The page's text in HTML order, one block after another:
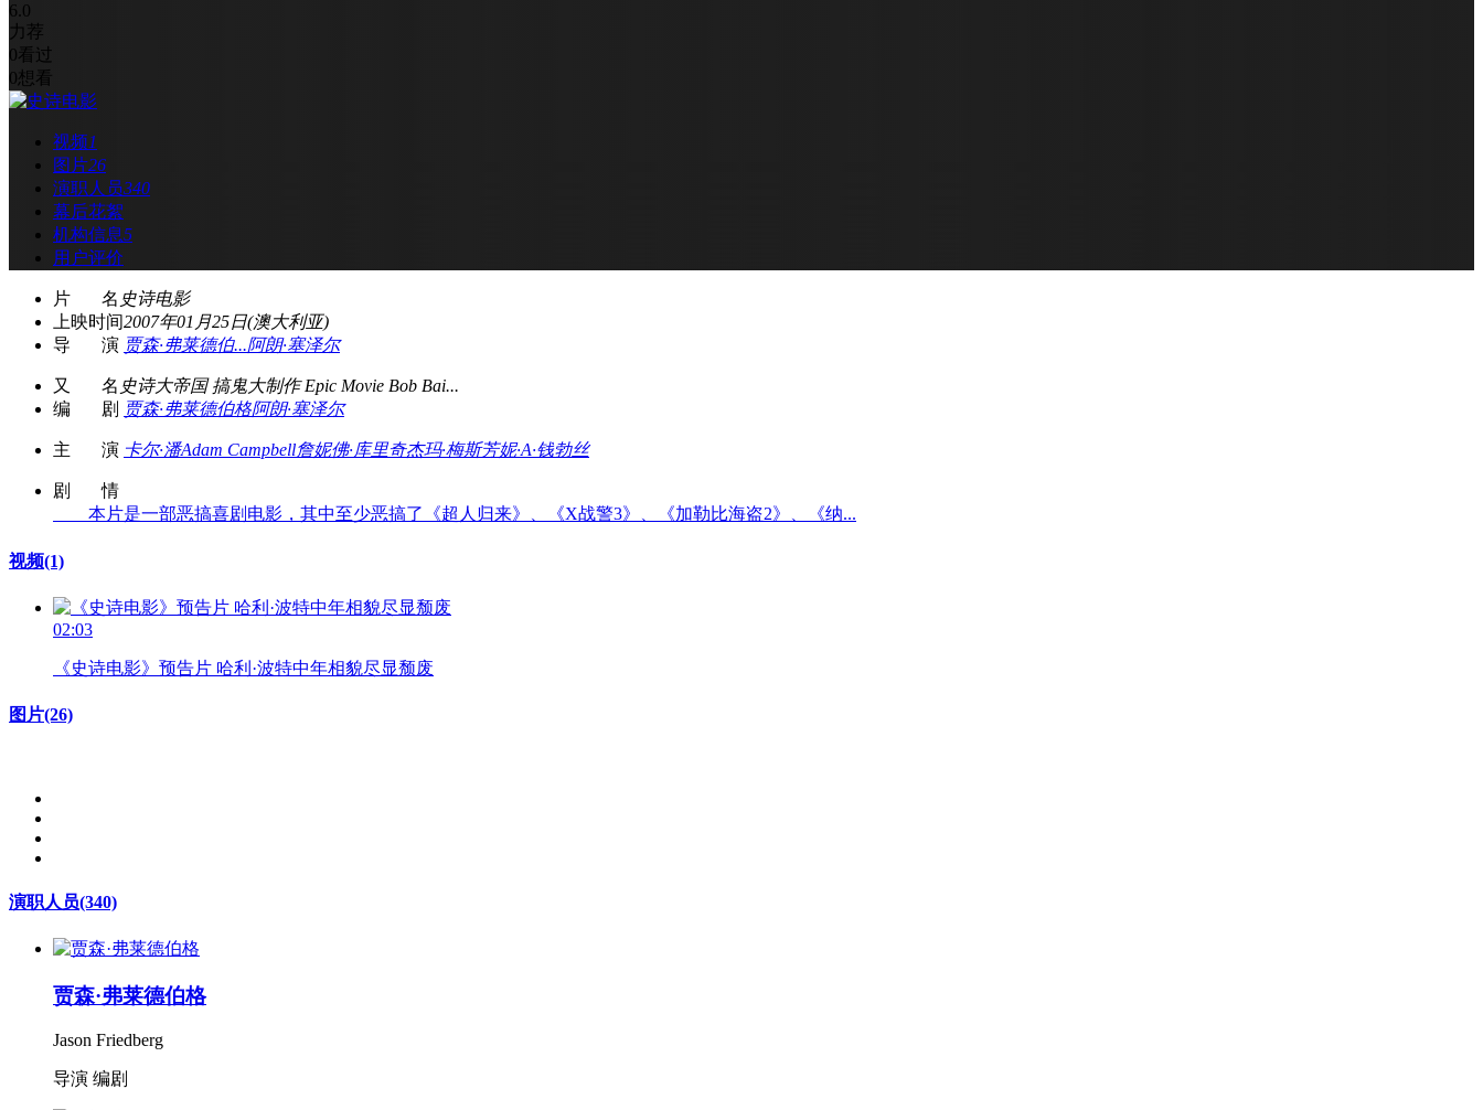
6.0
力荐
0看过
0想看
视频1
图片26
演职人员340
幕后花絮
机构信息5
用户评价
片 名 史诗电影
上映时间2007年01月25日(澳大利亚)
导 演 贾森·弗莱德伯...阿朗·塞泽尔
又 名 史诗大帝国 搞鬼大制作 Epic Movie Bob Bai...
编 剧 贾森·弗莱德伯格阿朗·塞泽尔
主 演 卡尔·潘Adam Campbell詹妮佛·库里奇杰玛·梅斯芳妮·A·钱勃丝
剧 情
本片是一部恶搞喜剧电影，其中至少恶搞了《超人归来》、《X战警3》、《加勒比海盗2》、《纳...
视频(1)
02:03
《史诗电影》预告片 哈利·波特中年相貌尽显颓废
图片(26)
演职人员(340)
贾森·弗莱德伯格
Jason Friedberg
导演 编剧